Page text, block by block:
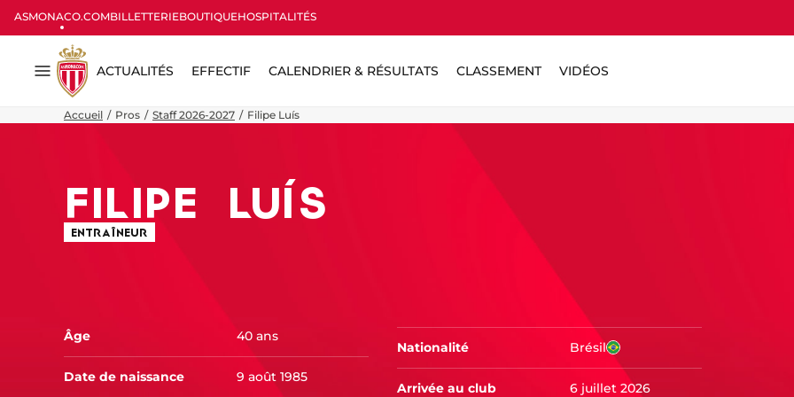
ASMONACO.COMBILLETTERIEBOUTIQUEHOSPITALITÉS
Menu
ACTUALITÉS EFFECTIF CALENDRIER & RÉSULTATS CLASSEMENT VIDÉOS
Accueil Pros Staff 2026-2027 Filipe Luís
FILIPE LUÍS
ENTRAÎNEUR
Âge 40 ans
Date de naissance 9 août 1985
Nationalité Brésil
Arrivée au club 6 juillet 2026